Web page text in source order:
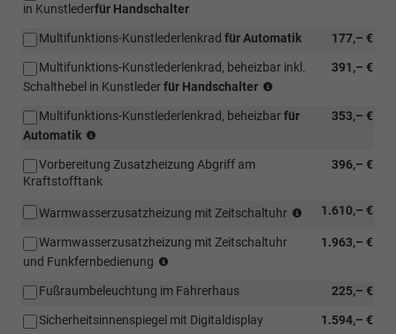
Standard
an
Mittelkonsole)
Teppichboden
im
im
in Kunstlederfür Handschalter
177,– €
Multifunktions-Kunstlederlenkrad für Automatik
391,– €
Multifunktions-Kunstlederlenkrad, beheizbar inkl.
Schalthebel in Kunstlederfür Handschalter
Verbindung
Fahrerhaus
oder
[Z26]
Fahrerhaus
[Z28]
353,– €
Multifunktions-Kunstlederlenkrad, beheizbarfür
Automatik
Verbindung
mit
Fahrerhaus
30
oder
[Z26]
Fahrerhaus
Sitzpaket
396,– €
Vorbereitung Zusatzheizung Abgriff am
Kraftstofftank
1.610,– €
Warmwasserzusatzheizung mit Zeitschaltuhr
(nur
Verbindung
1.963,– €
Warmwasserzusatzheizung mit Zeitschaltuhr
und Funkfernbedienung
Verbindung
[8FB]
225,– €
Fußraumbeleuchtung im Fahrerhaus
1.594,– €
Sicherheitsinnenspiegel mit Digitaldisplay